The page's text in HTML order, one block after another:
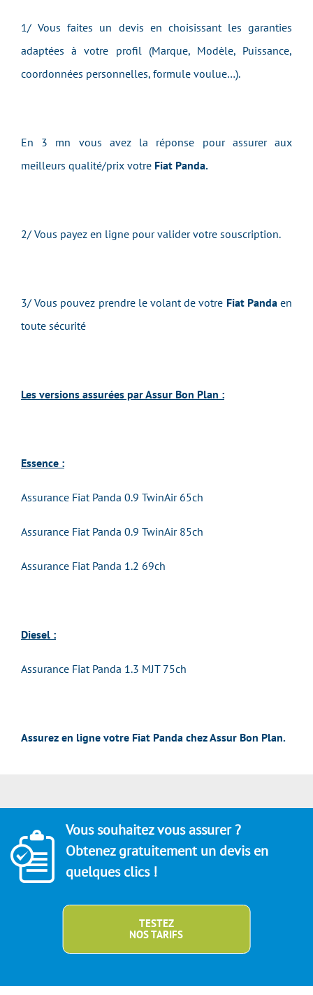
1/ Vous faites un devis en choisissant les garanties
adaptées à votre profil (Marque, Modèle, Puissance,
coordonnées personnelles, formule voulue…).
En 3 mn vous avez la réponse pour assurer aux
meilleurs qualité/prix votre Fiat Panda.
2/ Vous payez en ligne pour valider votre souscription.
3/ Vous pouvez prendre le volant de votre Fiat Pandaen
toute sécurité
Les versions assurées par Assur Bon Plan :
Essence :
Assurance Fiat Panda 0.9 TwinAir 65ch
Assurance Fiat Panda 0.9 TwinAir 85ch
Assurance Fiat Panda 1.2 69ch
Diesel :
Assurance Fiat Panda 1.3 MJT 75ch
Assurez en ligne votre Fiat Panda chez Assur Bon Plan.
Vous souhaitez vous assurer ?
Obtenez gratuitement un devis en
quelques clics !
TESTEZ
NOS TARIFS